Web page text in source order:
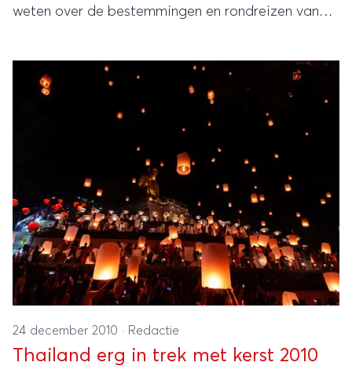
weten over de bestemmingen en rondreizen van
24 december 2010 · Redactie
Thailand erg in trek met kerst 2010